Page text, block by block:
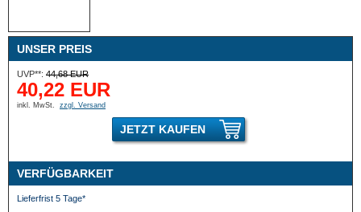
UNSER PREIS
UVP**: 44,68 EUR
40,22 EUR
inkl. MwSt. zzgl. Versand
JETZT KAUFEN
VERFÜGBARKEIT
Lieferfrist 5 Tage*